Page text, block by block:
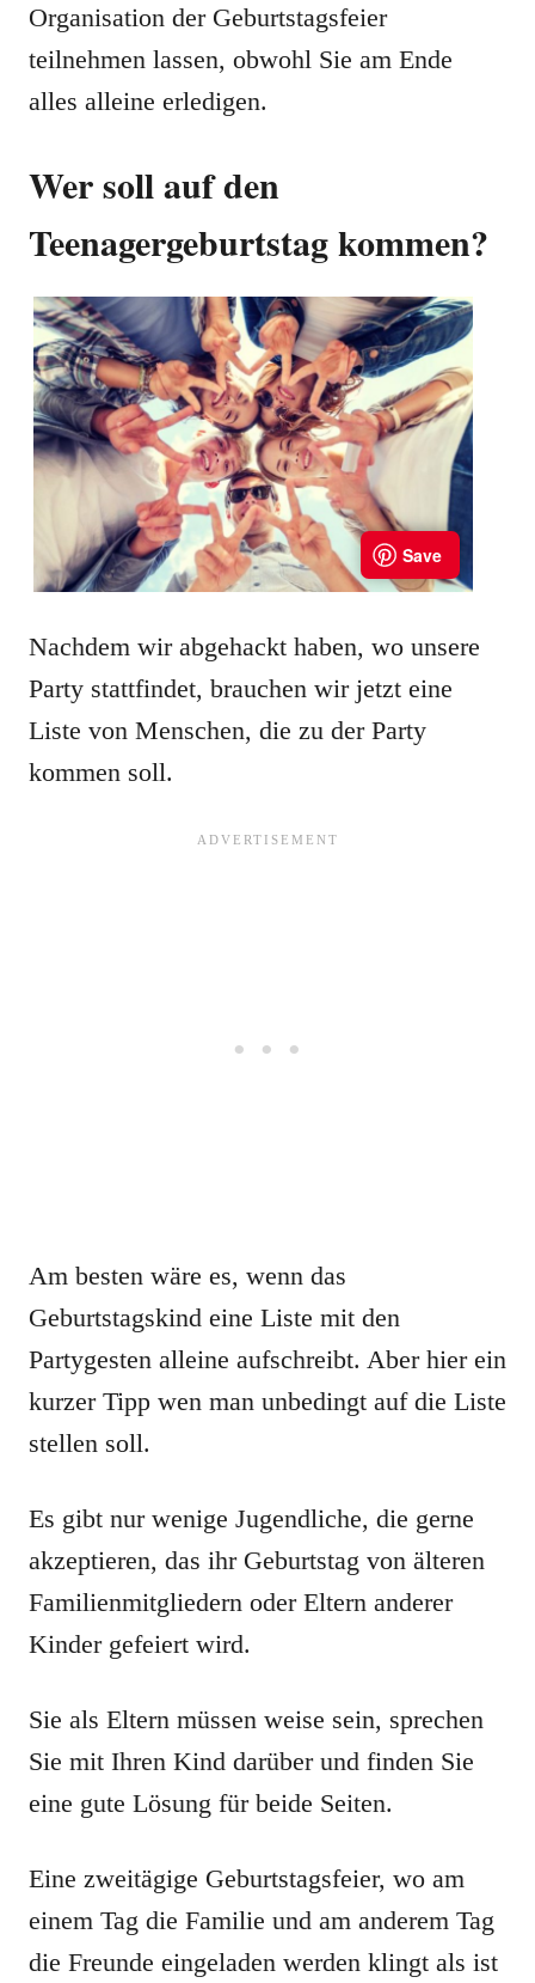
Organisation der Geburtstagsfeier
teilnehmen lassen, obwohl Sie am Ende
alles alleine erledigen.
Wer soll auf den
Teenagergeburtstag kommen?
Nachdem wir abgehackt haben, wo unsere
Party stattfindet, brauchen wir jetzt eine
Liste von Menschen, die zu der Party
kommen soll.
Am besten wäre es, wenn das
Geburtstagskind eine Liste mit den
Partygesten alleine aufschreibt. Aber hier ein
kurzer Tipp wen man unbedingt auf die Liste
stellen soll.
Es gibt nur wenige Jugendliche, die gerne
akzeptieren, das ihr Geburtstag von älteren
Familienmitgliedern oder Eltern anderer
Kinder gefeiert wird.
Sie als Eltern müssen weise sein, sprechen
Sie mit Ihren Kind darüber und finden Sie
eine gute Lösung für beide Seiten.
Eine zweitägige Geburtstagsfeier, wo am
einem Tag die Familie und am anderem Tag
die Freunde eingeladen werden klingt als ist